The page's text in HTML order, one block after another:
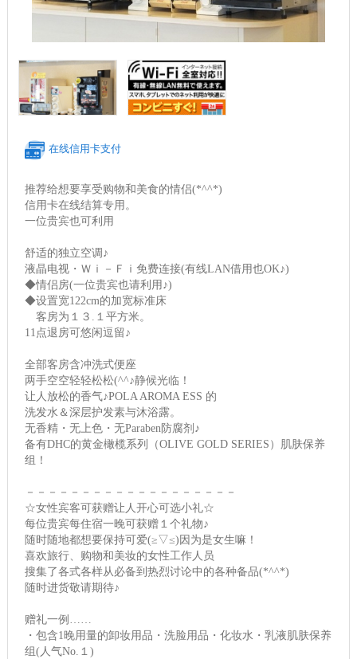
在线信用卡支付
推荐给想要享受购物和美食的情侣(*^^*)
信用卡在线结算专用。
一位贵宾也可利用
舒适的独立空调♪
液晶电视・Ｗｉ－Ｆｉ免费连接(有线LAN借用也OK♪)
◆情侣房(一位贵宾也请利用♪)
◆设置宽122cm的加宽标准床
客房为１３.１平方米。
11点退房可悠闲逗留♪
全部客房含冲洗式便座
两手空空轻轻松松(^^♪静候光临！
让人放松的香气♪POLA AROMA ESS 的
洗发水＆深层护发素与沐浴露。
无香精・无上色・无Paraben防腐剂♪
备有DHC的黄金橄榄系列（OLIVE GOLD SERIES）肌肤保养
组！
－－－－－－－－－－－－－－－－－－－
☆女性宾客可获赠让人开心可选小礼☆
每位贵宾每住宿一晚可获赠１个礼物♪
随时随地都想要保持可爱(≥▽≤)因为是女生嘛！
喜欢旅行、购物和美妆的女性工作人员
搜集了各式各样从必备到热烈讨论中的各种备品(*^^*)
随时进货敬请期待♪
赠礼一例……
・包含1晚用量的卸妆用品・洗脸用品・化妆水・乳液肌肤保养
组(人气No.１)